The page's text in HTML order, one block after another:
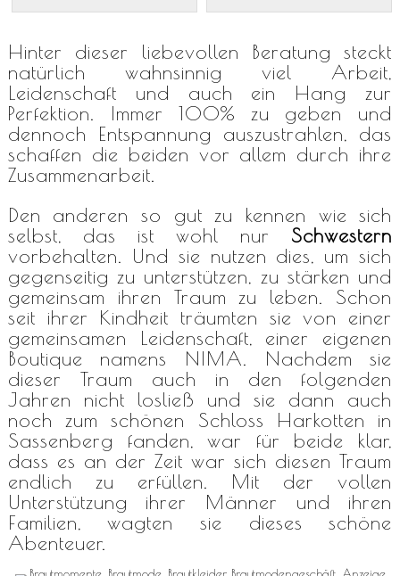
Hinter dieser liebevollen Beratung steckt
natürlich wahnsinnig viel Arbeit,
Leidenschaft und auch ein Hang zur
Perfektion. Immer 100% zu geben und
dennoch Entspannung auszustrahlen, das
schaffen die beiden vor allem durch ihre
Zusammenarbeit.
Den anderen so gut zu kennen wie sich
selbst, das ist wohl nur Schwestern
vorbehalten. Und sie nutzen dies, um sich
gegenseitig zu unterstützen, zu stärken und
gemeinsam ihren Traum zu leben. Schon
seit ihrer Kindheit träumten sie von einer
gemeinsamen Leidenschaft, einer eigenen
Boutique namens NIMA. Nachdem sie
dieser Traum auch in den folgenden
Jahren nicht losließ und sie dann auch
noch zum schönen Schloss Harkotten in
Sassenberg fanden, war für beide klar,
dass es an der Zeit war sich diesen Traum
endlich zu erfüllen. Mit der vollen
Unterstützung ihrer Männer und ihren
Familien, wagten sie dieses schöne
Abenteuer.